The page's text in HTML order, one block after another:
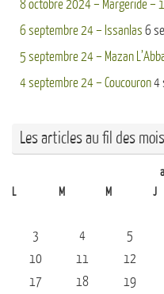
8 octobre 2024 – Margeride –
6 septembre 24 – Issanlas 6
5 septembre 24 – Mazan
4 septembre 24 – Coucouron4
Les articles au fil des mois
L
M M J
3
4 5
10
11 12
17
18 19